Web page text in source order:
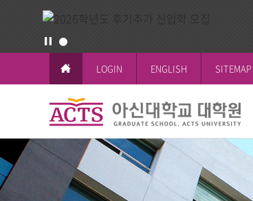
LOGIN ENGLISH SITEMAP
전
뮤
니